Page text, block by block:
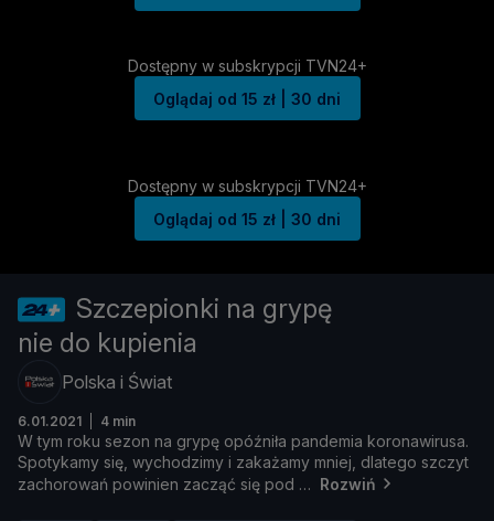
Dostępny w subskrypcji TVN24+
Oglądaj od 15 zł | 30 dni
Dostępny w subskrypcji TVN24+
Oglądaj od 15 zł | 30 dni
Szczepionki na grypę
nie do kupienia
Polska i Świat
6.01.2021 4 min
Wtym roku sezon na grypę opóźniła pandemia koronawirusa.
Spotykamy się, wychodzimy i zakażamy mniej, dlatego szczyt
zachorowań powinien zacząć się pod Rozwiń